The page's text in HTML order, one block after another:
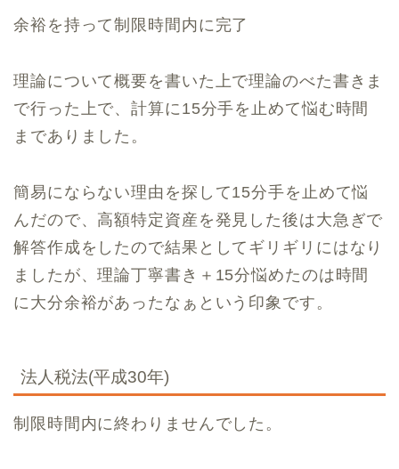
余裕を持って制限時間内に完了
理論について概要を書いた上で理論のべた書きま
で行った上で、計算に15分手を止めて悩む時間
までありました。
簡易にならない理由を探して15分手を止めて悩
んだので、高額特定資産を発見した後は大急ぎで
解答作成をしたので結果としてギリギリにはなり
ましたが、理論丁寧書き＋15分悩めたのは時間
に大分余裕があったなぁという印象です。
法人税法(平成30年)
制限時間内に終わりませんでした。